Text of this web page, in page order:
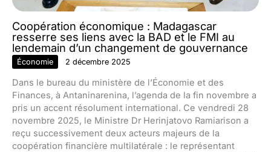
Coopération économique : Madagascar
resserre ses liens avec la BAD et le FMI au
lendemain d’un changement de gouvernance
Économie 2 décembre 2025
Dans le bureau du ministère de l’Économie et des
Finances, à Antaninarenina, l’agenda de la fin novembre a
pris un accent résolument international. Ce vendredi 28
novembre 2025, le Ministre Dr Herinjatovo Ramiarison a
reçu successivement deux acteurs majeurs de la
coopération financière multilatérale : le représentant